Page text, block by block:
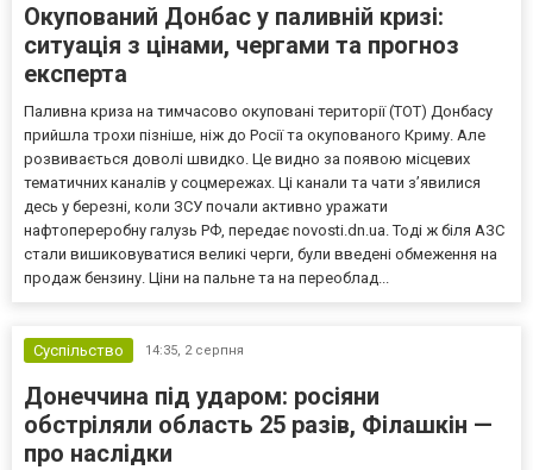
Окупований Донбас у паливній кризі:
ситуація з цінами, чергами та прогноз
експерта
Паливна криза на тимчасово окуповані території (ТОТ) Донбасу
прийшла трохи пізніше, ніж до Росії та окупованого Криму. Але
розвивається доволі швидко. Це видно за появою місцевих
тематичних каналів у соцмережах. Ці канали та чати з’явилися
десь у березні, коли ЗСУ почали активно уражати
нафтопереробну галузь РФ, передає novosti.dn.ua. Тоді ж біля АЗС
стали вишиковуватися великі черги, були введені обмеження на
продаж бензину. Ціни на пальне та на переоблад...
Суспільство 14:35, 2 серпня
Донеччина під ударом: росіяни
обстріляли область 25 разів, Філашкін —
про наслідки